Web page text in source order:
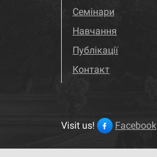
Семінари
Навчання
Публікації
Контакт
Visit us! Facebook